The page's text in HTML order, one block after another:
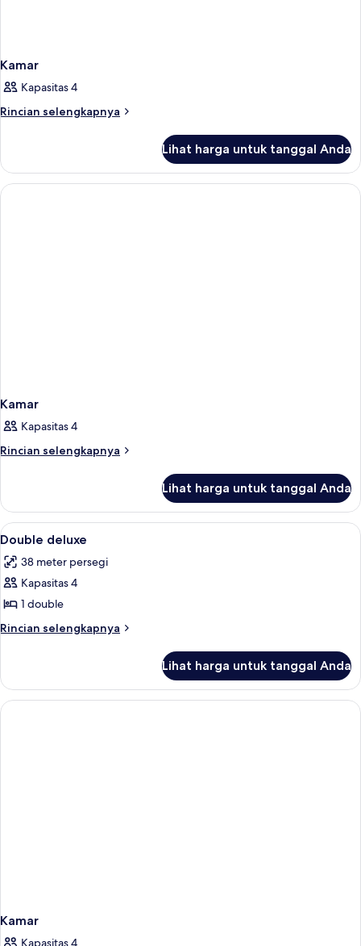
Kamar
Kapasitas 4
Rincian selengkapnya
Rincian
Kamar
Lihat harga untuk tanggal Anda
Kamar
Kapasitas 4
Rincian selengkapnya
Rincian
Kamar
Lihat harga untuk tanggal Anda
Lihat
semua
foto
untuk
Double
deluxe
Minibar dan tempat tidur bayi (biaya
1
Double deluxe
38 meter persegi
Kapasitas 4
1 double
Rincian selengkapnya
Rincian
Double
deluxe
Lihat harga untuk tanggal Anda
Kamar
Kapasitas 4